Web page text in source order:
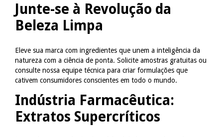
Junte-se à Revolução da
Beleza Limpa
Eleve sua marca com ingredientes que unem a inteligência da
natureza com a ciência de ponta. Solicite amostras gratuitas ou
consulte nossa equipe técnica para criar formulações que
cativem consumidores conscientes em todo o mundo.
Indústria Farmacêutica:
Extratos Supercríticos